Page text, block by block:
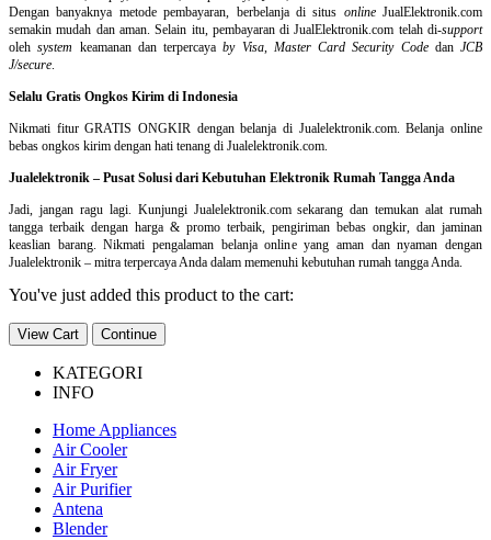
Dengan banyaknya metode pembayaran, berbelanja di situs onlineJualElektronik.com
semakin mudah dan aman. Selain itu, pembayaran di JualElektronik.com telah di-support
olehsystem keamanan dan terpercayaby Visa, Master Card Security Codedan JCB
J/secure.
Selalu Gratis Ongkos Kirim di Indonesia
Nikmati fitur GRATIS ONGKIR dengan belanja di Jualelektronik.com. Belanja online
bebas ongkos kirim dengan hati tenang di Jualelektronik.com.
Jualelektronik – Pusat Solusi dari Kebutuhan Elektronik Rumah Tangga Anda
Jadi, jangan ragu lagi. Kunjungi Jualelektronik.com sekarang dan temukan alat rumah
tangga terbaik dengan harga & promo terbaik, pengiriman bebas ongkir, dan jaminan
keaslian barang. Nikmati pengalaman belanja online yang aman dan nyaman dengan
Jualelektronik – mitra terpercaya Anda dalam memenuhi kebutuhan rumah tangga Anda.
You've just added this product to the cart:
View Cart Continue
KATEGORI
INFO
Home Appliances
Air Cooler
Air Fryer
Air Purifier
Antena
Blender